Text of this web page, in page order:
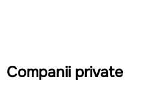
Companii private